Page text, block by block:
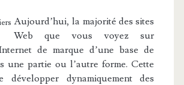
Aujourd’hui, la majorité des sites
Web que vous voyez sur
de marque d’une base de
une partie ou l’autre forme. Cette
développer dynamiquement des